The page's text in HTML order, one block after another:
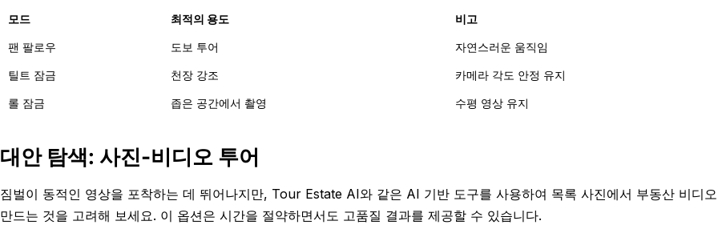
모드 최적의 용도 비고
팬 팔로우 도보 투어 자연스러운 움직임
틸트 잠금 천장 강조 카메라 각도 안정 유지
롤 잠금 좁은 공간에서 촬영 수평 영상 유지
대안 탐색: 사진-비디오 투어
짐벌이 동적인 영상을 포착하는 데 뛰어나지만, Tour Estate AI와 같은 AI 기반 도구를 사용하여 목록 사진에서 부동산 비디
만드는 것을 고려해 보세요. 이 옵션은 시간을 절약하면서도 고품질 결과를 제공할 수 있습니다.